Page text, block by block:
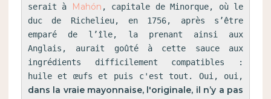
serait à
Mahón , capitale de Minorque, où le
duc de Richelieu, en 1756, après s’être
emparé de l’île, la prenant ainsi aux
Anglais, aurait goûté à cette sauce aux
ingrédients difficilement compatibles :
dans la vraie mayonnaise, l'originale, il n’y a pas